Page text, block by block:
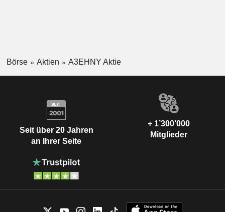
Börse Aktien A3EHNY Aktie
Seit über 20 Jahren
an Ihrer Seite
+ 1’300’000
Mitglieder